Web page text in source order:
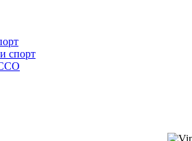
спорт